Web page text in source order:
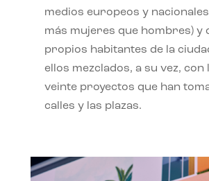
medios europeos y
más mujeres que hombres) y
propios habitantes de la
ellos mezclados, a su vez, con
veinte proyectos que han
calles y las plazas.